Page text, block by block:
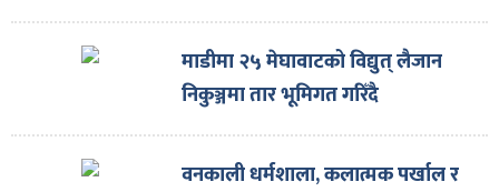
माडीमा २५ मेघावाटको विद्युत् लैजान
निकुञ्जमा तार भूमिगत गरिँदै
वनकाली धर्मशाला, कलात्मक पर्खाल र